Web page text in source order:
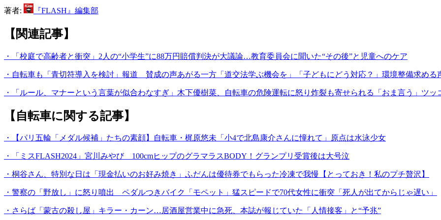
著者: 『FLASH』編集部
【関連記事】
・「校庭で高齢者と衝突」2人の“小学生”に88万円賠償判決が大議論…教育委員会に聞いた“その後”と児童へのケア
・自転車も「青切符導入を検討」報道 賛成の声あがる一方「道交法学ぶ機会を」「子どもにどう対応？」環境整備求める
・「ルール、マナーという言葉が似合わなすぎ」木下優樹菜、自転車の危険運転に怒り炸裂も寄せられる「おま言う」ツッ
【自転車に関する記事】
・【パリ五輪「メダル候補」たちの素顔】自転車・梶原悠未「小4で北島康介さんに憧れて」原点は水泳少女
・「ミスFLASH2024」宮川みやび 100cmヒップのグラマラスBODY！グランプリ受賞後は大号泣
・桐谷さん、特別な日は「現金払いのお好み焼き」ふだんは優待券でもらった冷凍で我慢【とっておき！私のプチ贅沢】
・警察の「野放し」に怒り噴出 ペダルつきバイク「モペット」猛スピードで70代女性に衝突「死人が出てからじゃ遅い」
・さらば「蒙古の殺し屋」キラー・カーン…居酒屋営業中に急死、本誌が報じていた「人情接客」と“予兆”